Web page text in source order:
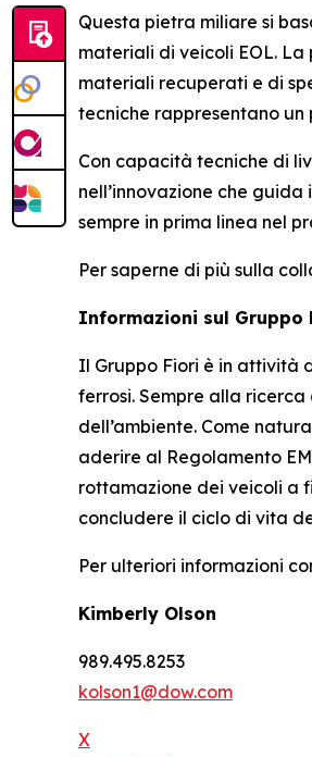
Questa pietra miliare si
materiali di veicoli EOL.
materiali recuperati e di
tecniche rappresentano un
Con capacità tecniche di
nell’innovazione che
sempre in prima linea nel
Per saperne di più sulla
Informazioni sul Gruppo
Il Gruppo Fiori è in attività
ferrosi. Sempre alla
dell’ambiente. Come
aderire al Regolamento
rottamazione dei veicoli a
concludere il ciclo di vita
Per ulteriori informazioni
Kimberly Olson
989.495.8253
kolson1@dow.com
X